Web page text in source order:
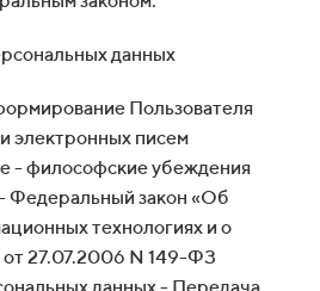
данных
Пользователя
электронных писем
- философские убеждения
Федеральный закон «Об
технологиях и о
27.07.2006 N 149-ФЗ